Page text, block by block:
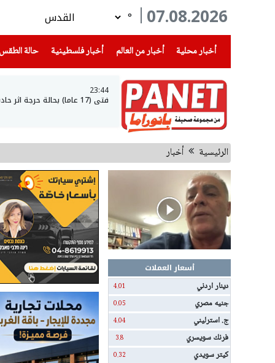
07.08.2026
°
أخبار محلية
(current) أخبار من العالم أخبار فلسطينية(current) حالة الطقس
23:44
فتى (17 عاما) بحالة حرجة اثر حادث طرق في عرعرة النقب
الرئيسية أخبار
أسعار العملات
دينار اردني
4.01
جنيه مصري 0.05
ج. استرليني 4.04
فرنك سويسري 3.8
كيتر سويدي 0.32